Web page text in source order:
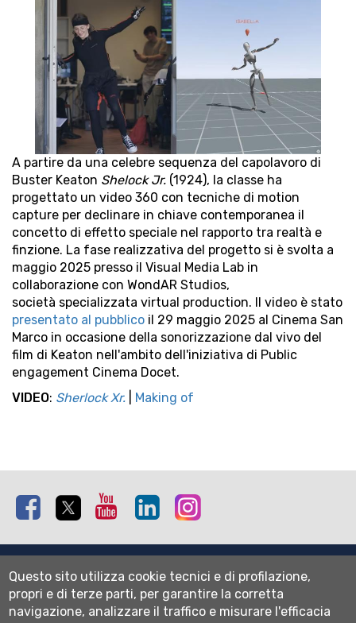
A partire da una celebre sequenza del capolavoro di
Buster Keaton Shelock Jr. (1924), la classe ha
progettato un video 360 con tecniche di motion
capture per declinare in chiave contemporanea il
concetto di effetto speciale nel rapporto tra realtà e
finzione. La fase realizzativa del progetto si è svolta a
maggio 2025 presso il Visual Media Lab in
collaborazione con WondAR Studios,
società specializzata virtual production. Il video è stato
presentato al pubblico il 29 maggio 2025 al Cinema San
Marco in occasione della sonorizzazione dal vivo del
film di Keaton nell'ambito dell'iniziativa di Public
engagement Cinema Docet.
VIDEO: Sherlock Xr. Making of
Facebook Twitter Youtube Linkedin
Mappa del sito
Normativa cookie
Informativa privacy
Questo sito utilizza cookie tecnici e di profilazione,
propri e di terze parti, per garantire la corretta
navigazione, analizzare il traffico e misurare l'efficacia